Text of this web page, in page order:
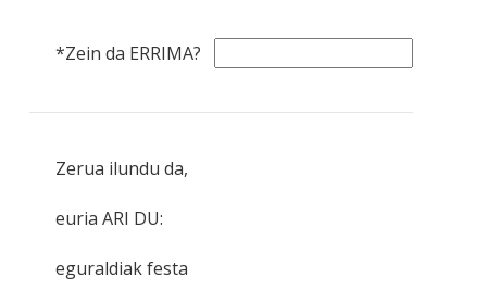
*Zein da ERRIMA?
Zerua ilundu da,
euria ARI DU:
eguraldiak festa